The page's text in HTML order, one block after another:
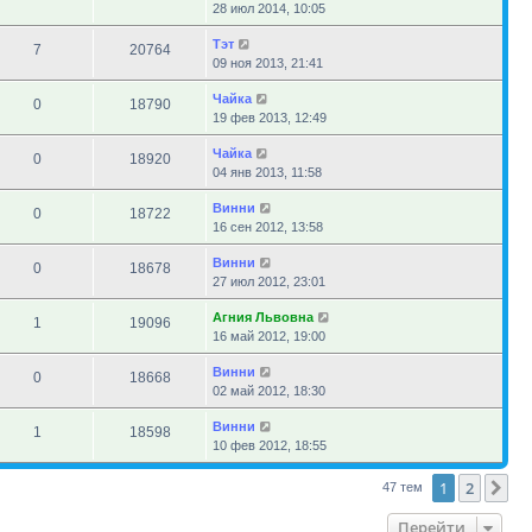
28 июл 2014, 10:05
7 20764
Тэт
09 ноя 2013, 21:41
0 18790
Чайка
19 фев 2013, 12:49
0 18920
Чайка
04 янв 2013, 11:58
0 18722
Винни
16 сен 2012, 13:58
0 18678
Винни
27 июл 2012, 23:01
1 19096
Агния Львовна
16 май 2012, 19:00
0 18668
Винни
02 май 2012, 18:30
1 18598
Винни
10 фев 2012, 18:55
47 тем 1 2
Перейти